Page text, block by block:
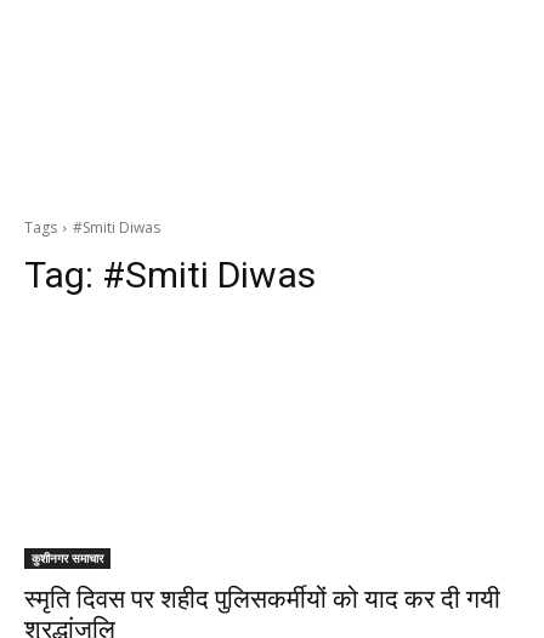
Tags #Smiti Diwas
Tag: #Smiti Diwas
कुशीनगर समाचार
स्मृति दिवस पर शहीद पुलिसकर्मीयों को याद कर दी गयी
श्रद्धांजलि